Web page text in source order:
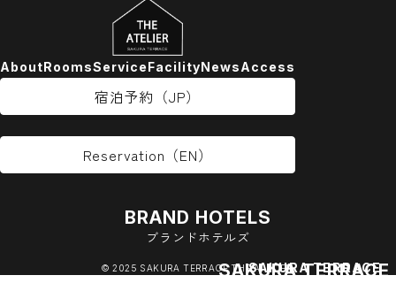
AboutRoomsServiceFacilityNewsAccess
宿泊予約（JP）
Reservation（EN）
BRAND HOTELS
ブランドホテルズ
SAKURA TERRACE
SAKURA TERRACE
© 2025 SAKURA TERRACE THE ATELIER.